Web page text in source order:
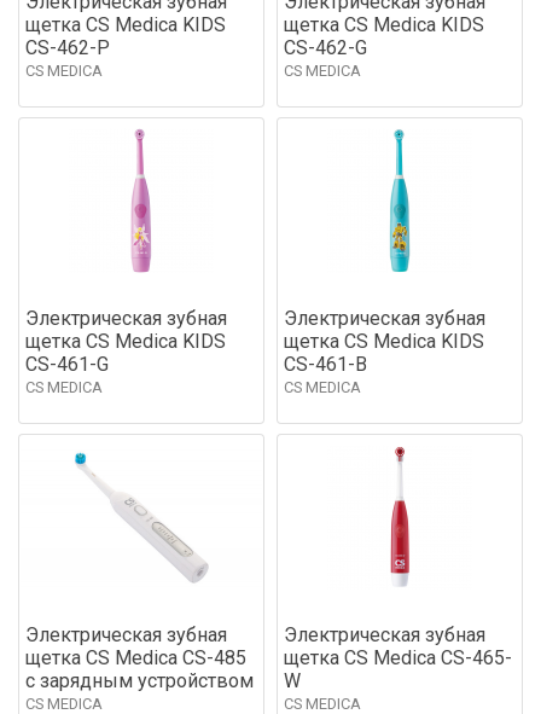
щетка CS Medica KIDS
CS-462-P
CS MEDICA
щетка CS Medica KIDS
CS-462-G
CS MEDICA
Электрическая зубная
щетка CS Medica KIDS
CS-461-G
CS MEDICA
Электрическая зубная
щетка CS Medica KIDS
CS-461-B
CS MEDICA
Электрическая зубная
щетка CS Medica CS-485
с зарядным устройством
CS MEDICA
Электрическая зубная
щетка CS Medica CS-465-
W
CS MEDICA